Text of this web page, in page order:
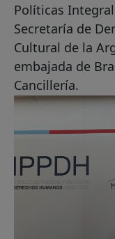
Políticas
Secretaría de
Cultural de la
embajada de
Cancillería.